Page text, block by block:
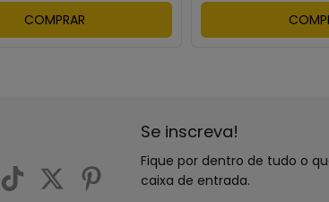
COMPRAR
Se inscreva!
Fique por dentro de tudo o
caixa de entrada.